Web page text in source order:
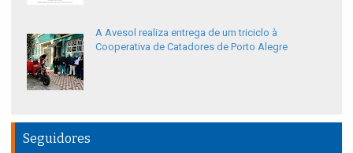
A Avesol realiza entrega de um triciclo à
Cooperativa de Catadores de Porto Alegre
Seguidores